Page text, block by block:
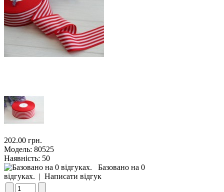
202.00 грн.
Модель: 80525
Наявність: 50
Базовано на 0
відгуках. | Написати відгук